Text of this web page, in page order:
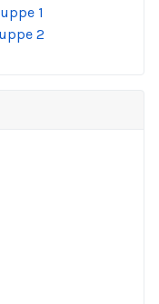
1
2